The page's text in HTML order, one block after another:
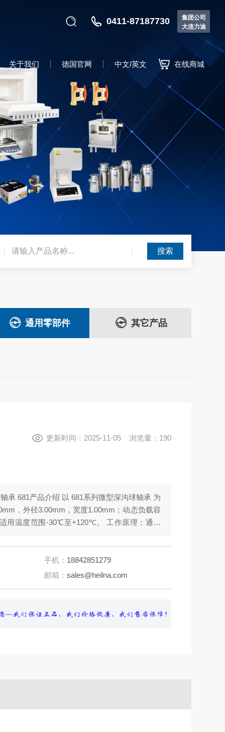
集团公司
大连力迪
0411-87187730
关于我们 德国官网 中文/英文 在线商城
通用零部件 其它产品
更新时间：2025-11-05 浏览量：190
承 681产品介绍 以 681系列微型深沟球轴承 为
，外径3.00mm，宽度1.00mm；动态负载容
用温度范围-30℃至+120℃。 工作原理：通过
高转速（润滑脂条件下限速130,000转/分钟）
手机： 18842851279
邮箱：sales@heilna.com